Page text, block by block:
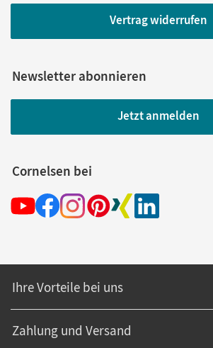
Vertrag widerrufen
Newsletter abonnieren
Jetzt anmelden
Cornelsen bei
Ihre Vorteile bei uns
Zahlung und Versand